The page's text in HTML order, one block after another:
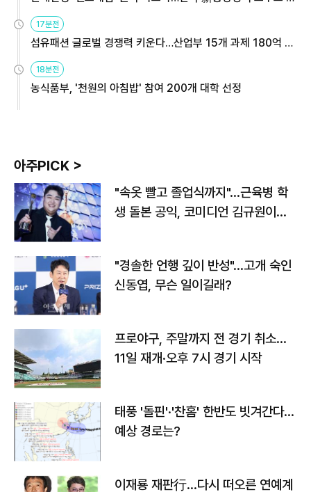
용해야
17분전
섬유패션 글로벌 경쟁력 키운다…산업부 15개 과제 180억 지
원
18분전
농식품부, '천원의 아침밥' 참여 200개 대학 선정
아주PICK >
"속옷 빨고 졸업식까지"…근육병 학
생 돌본 공익, 코미디언 김규원이었
"경솔한 언행 깊이 반성"…고개 숙인
신동엽, 무슨 일이길래?
프로야구, 주말까지 전 경기 취소…
11일 재개·오후 7시 경기 시작
태풍 '돌핀'·'찬홈' 한반도 빗겨간다…
예상 경로는?
이재룡 재판行…다시 떠오른 연예계